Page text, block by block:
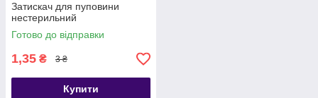
Затискач для пуповини
нестерильний
Готово до відправки
1,35 ₴ 3 ₴
Купити